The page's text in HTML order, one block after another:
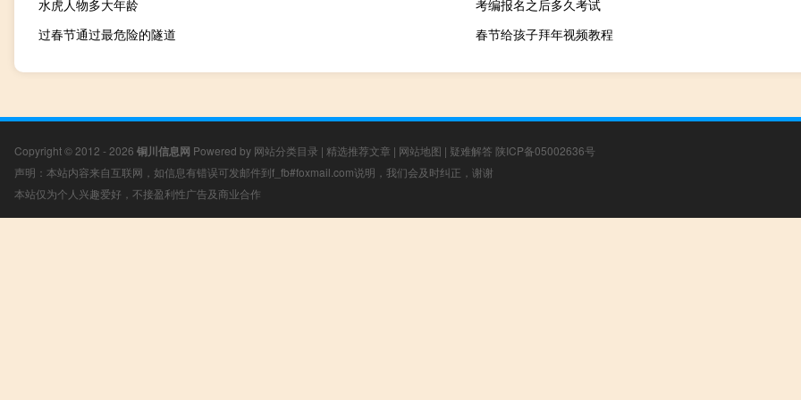
水虎人物多大年龄
考编报名之后多久考试
过春节通过最危险的隧道
春节给孩子拜年视频教程
Copyright © 2012 - 2026 铜川信息网 Powered by 网站分类目录 | 精选推荐文章 | 网站地图 | 疑难解答 陕ICP备05002636号
声明：本站内容来自互联网，如信息有错误可发邮件到f_fb#foxmail.com说明，我们会及时纠正，谢谢
本站仅为个人兴趣爱好，不接盈利性广告及商业合作